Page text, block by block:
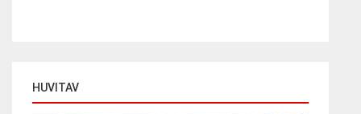
HUVITAV